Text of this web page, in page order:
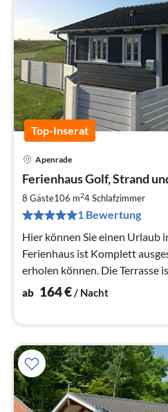
Top-Inserat
Apenrade
Ferienhaus Golf, Strand
8 Gäste106 m24Schlafzimmer
1 Bewertung
Hier können Sie einen Urlaub
Ferienhaus ist Komplett
erholen können. Die Terrasse
ganz Tag Sonne.
ab 164€/ Nacht